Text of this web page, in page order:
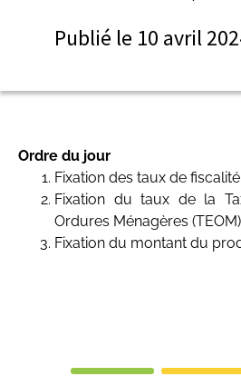
Publié le 10 avril
Ordre du jour
Fixation des taux de
Fixation du taux de la
Ordures Ménagères
Fixation du montant du